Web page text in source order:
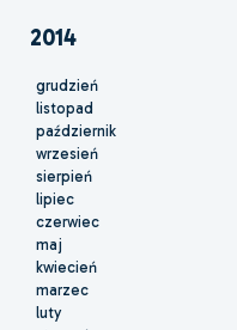
2014
grudzień
listopad
październik
wrzesień
sierpień
lipiec
czerwiec
maj
kwiecień
marzec
luty